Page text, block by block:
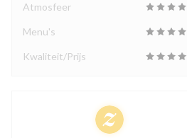
Atmosfeer
Menu's
Kwaliteit/Prijs